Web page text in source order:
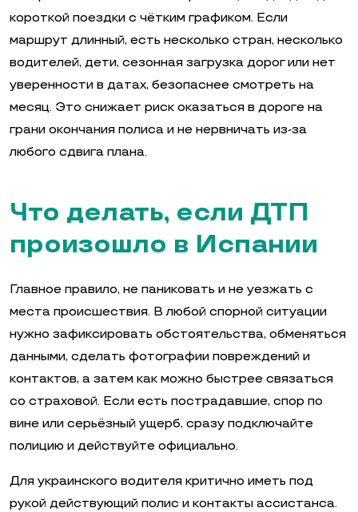
короткой поездки с чётким графиком. Если
маршрут длинный, есть несколько стран, несколько
водителей, дети, сезонная загрузка дорог или нет
уверенности в датах, безопаснее смотреть на
месяц. Это снижает риск оказаться в дороге на
грани окончания полиса и не нервничать из-за
любого сдвига плана.
Что делать, если ДТП
произошло в Испании
Главное правило, не паниковать и не уезжать с
места происшествия. В любой спорной ситуации
нужно зафиксировать обстоятельства, обменяться
данными, сделать фотографии повреждений и
контактов, а затем как можно быстрее связаться
со страховой. Если есть пострадавшие, спор по
вине или серьёзный ущерб, сразу подключайте
полицию и действуйте официально.
Для украинского водителя критично иметь под
рукой действующий полис и контакты ассистанса.